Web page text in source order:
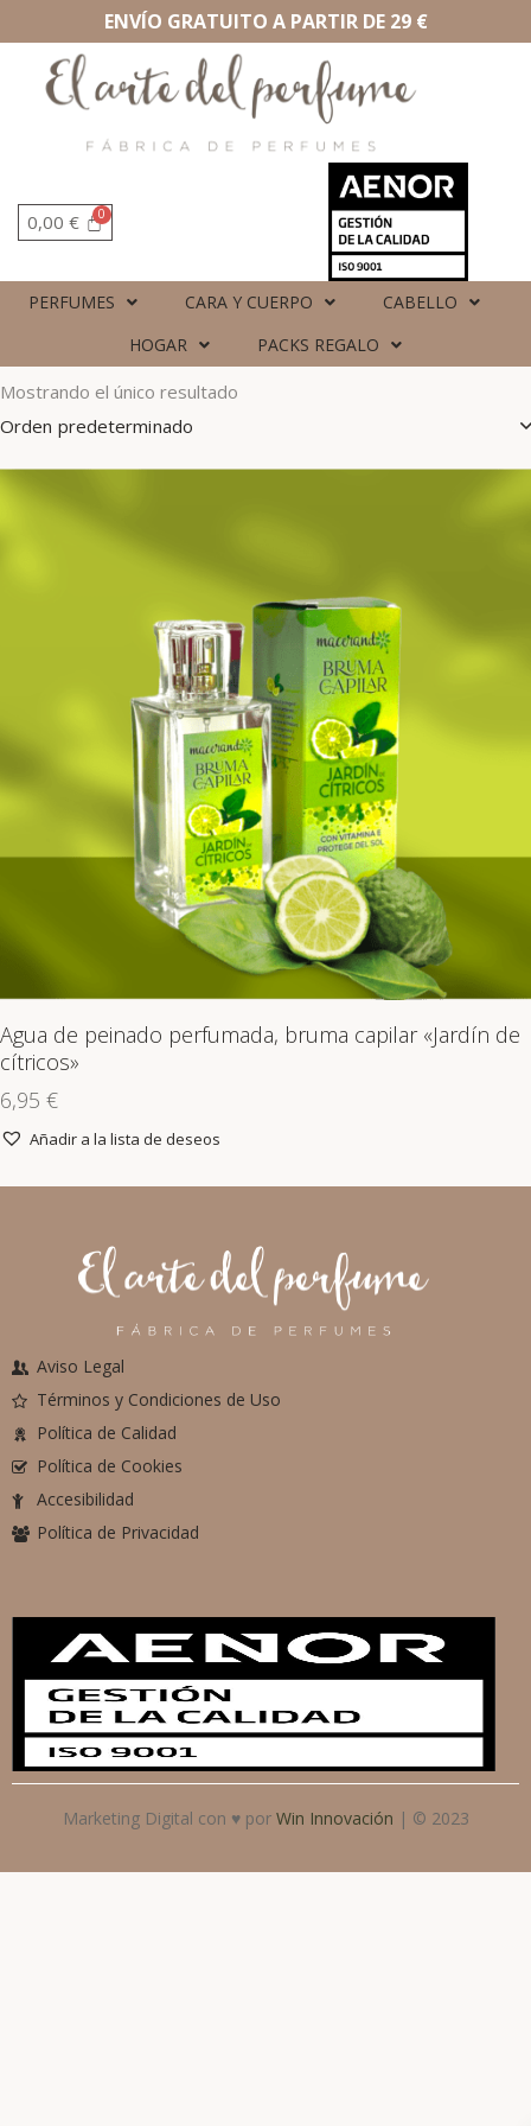
ENVÍO GRATUITO A PARTIR DE 29 €
0,00 €
PERFUMES CARA Y CUERPO
CABELLO
HOGAR
PACKS REGALO
Mostrando el único resultado
Agua de peinado perfumada, bruma capilar «Jardín de
cítricos»
6,95 €
Añadir a la lista de deseos
Aviso Legal
Términos y Condiciones de Uso
Política de Calidad
Política de Cookies
Accesibilidad
Política de Privacidad
Marketing Digital con ♥ por Win Innovación | © 2023